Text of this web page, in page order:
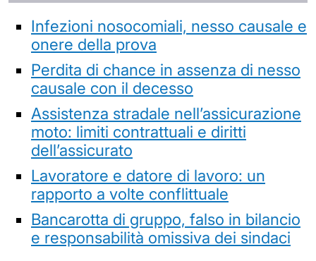
Infezioni nosocomiali, nesso causale e
onere della prova
Perdita di chance in assenza di nesso
causale con il decesso
Assistenza stradale nell’assicurazione
moto: limiti contrattuali e diritti
dell’assicurato
Lavoratore e datore di lavoro: un
rapporto a volte conflittuale
Bancarotta di gruppo, falso in bilancio
e responsabilità omissiva dei sindaci